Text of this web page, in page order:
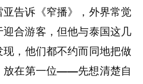
告诉《窄播》，外界常觉
合游客，但他与泰国这几
， 他们都不约而同地把做
放在第一位——先想清楚自